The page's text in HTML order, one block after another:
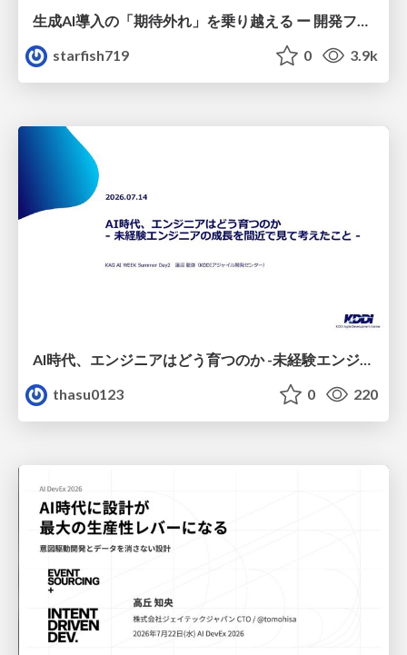
生成AI導入の「期待外れ」を乗り越える ー 開発フロー改革が目指す、真の組織変革
starfish719
0 3.9k
thasu0123
0 220